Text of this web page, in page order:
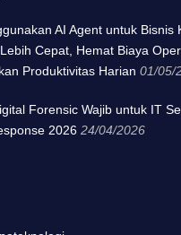
AI Agent untuk Bisnis
Cepat, Hemat Biaya
Produktivitas Harian 01/05/
Forensic Wajib untuk IT
2026 24/04/2026